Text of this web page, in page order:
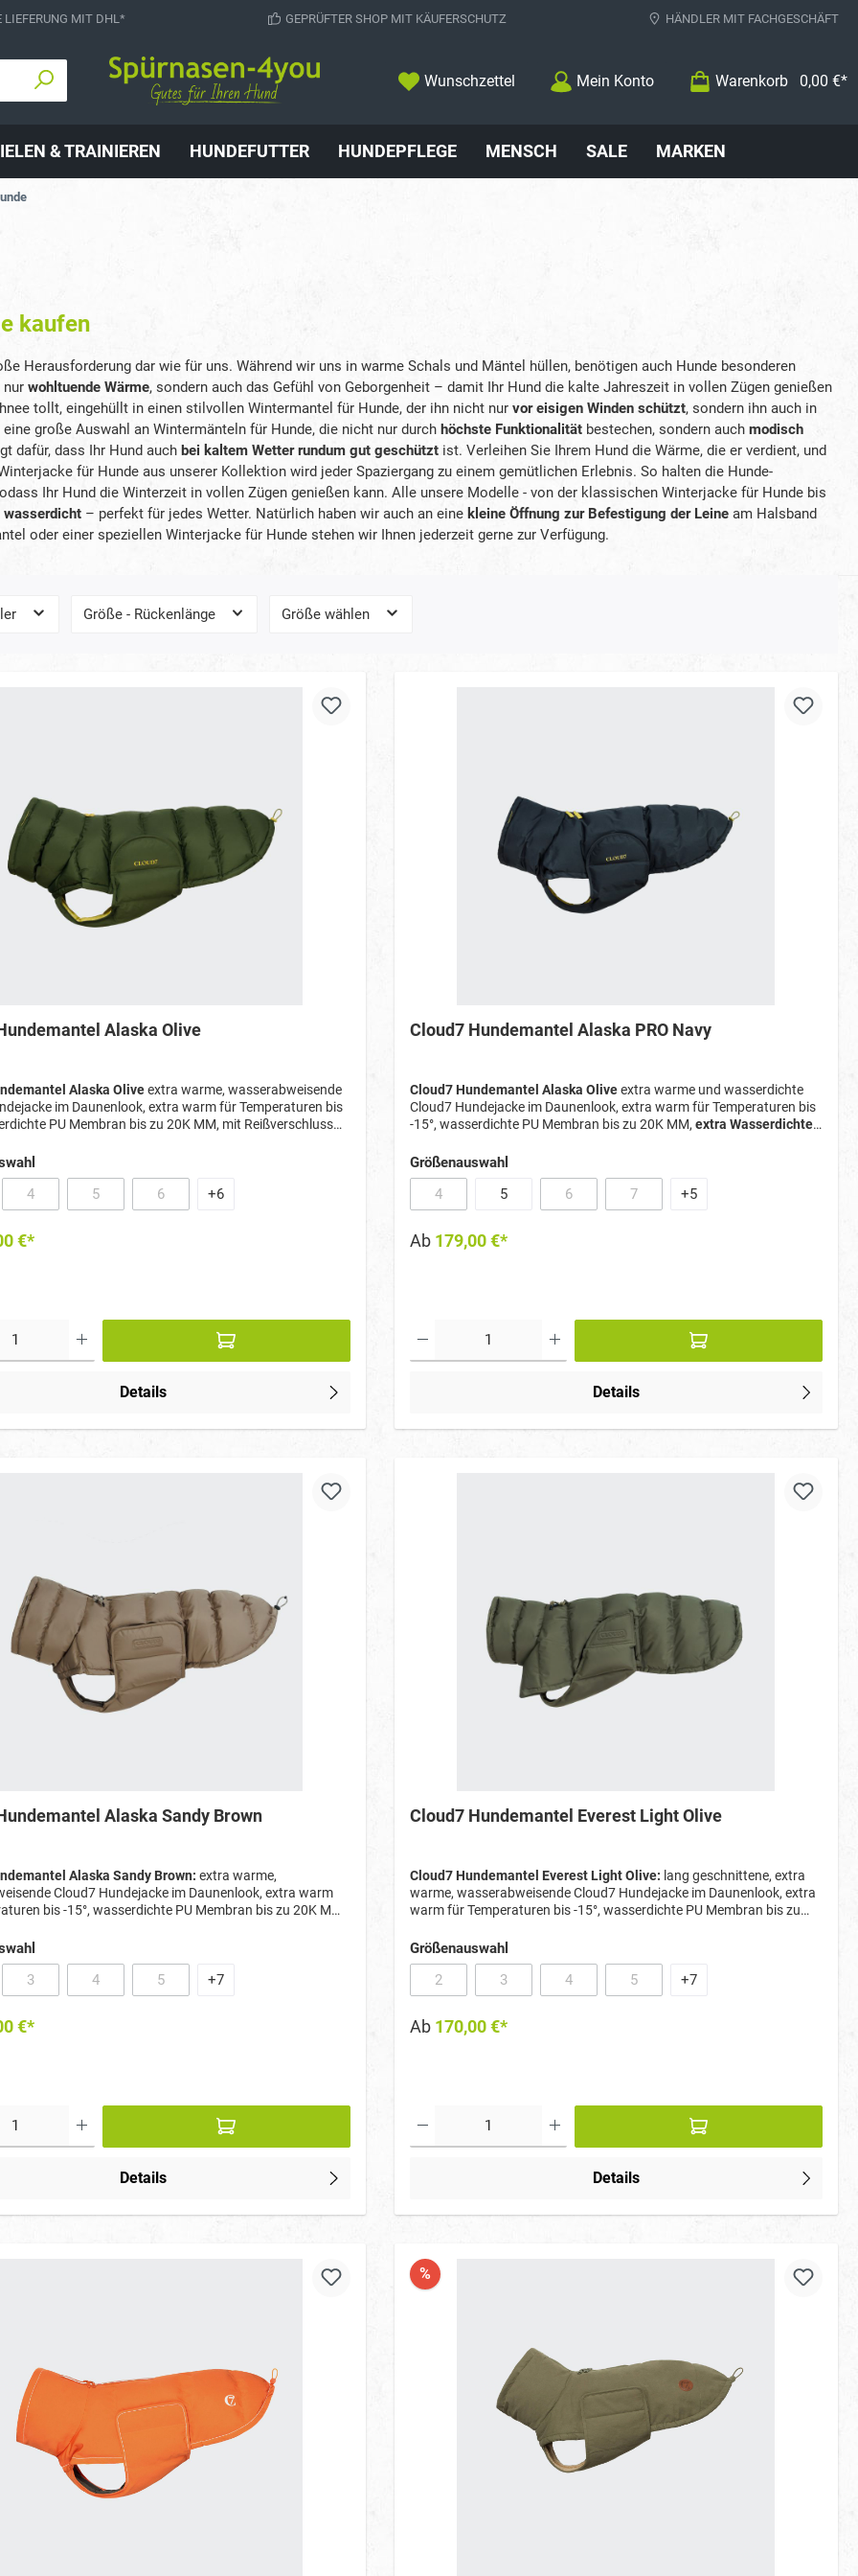
LIEFERUNG MIT DHL* GEPRÜFTER SHOP MIT KÄUFERSCHUTZ HÄNDLER MIT FACHGESCHÄFT
Wunschzettel Mein Konto Warenkorb 0,00 €*
& TRAINIEREN HUNDEFUTTER HUNDEPFLEGE MENSCH SALE MARKEN
kaufen
Herausforderung dar wie für uns. Während wir uns in warme Schals und Mäntel hüllen, benötigen auch Hunde besonderen
nur wohltuende Wärme, sondern auch das Gefühl von Geborgenheit – damit Ihr Hund die kalte Jahreszeit in vollen Zügen genießen
tollt, eingehüllt in einen stilvollen Wintermantel für Hunde, der ihn nicht nur vor eisigen Winden schützt, sondern ihn auch in
große Auswahl an Wintermänteln für Hunde, die nicht nur durch höchste Funktionalität bestechen, sondern auch modisch
dafür, dass Ihr Hund auch bei kaltem Wetter rundum gut geschützt ist. Verleihen Sie Ihrem Hund die Wärme, die er verdient, und
für Hunde aus unserer Kollektion wird jeder Spaziergang zu einem gemütlichen Erlebnis. So halten die Hunde-
Ihr Hund die Winterzeit in vollen Zügen genießen kann. Alle unsere Modelle - von der klassischen Winterjacke für Hunde bis
– perfekt für jedes Wetter. Natürlich haben wir auch an eine kleine Öffnung zur Befestigung der Leine am Halsband
oder einer speziellen Winterjacke für Hunde stehen wir Ihnen jederzeit gerne zur Verfügung.
Größe - Rückenlänge Größe wählen
Alaska Olive
Alaska Oliveextra warme, wasserabweisende
im Daunenlook, extra warm für Temperaturen bis
PU Membran bis zu 20K MM, mit Reißverschluss
ist zurzeit nicht verfügbar.)
4(Diese Option ist zurzeit nicht verfügbar.)
5(Diese Option ist zurzeit nicht verfügbar.)
6(Diese Option ist zurzeit nicht verfügbar.)
+6
€*
Details
Cloud7 Hundemantel Alaska PRO Navy
Cloud7 Hundemantel Alaska Oliveextra warme und wasserdichte
Cloud7 Hundejacke im Daunenlook, extra warm für Temperaturen bis
-15°, wasserdichte PU Membran bis zu 20K MM, extra Wasserdichte
Reißverschluss für Geschirr und Halsband
Größenauswahl
4(Diese Option ist zurzeit nicht verfügbar.)
5 6
(Diese Option ist zurzeit nicht verfügbar.)
7(Diese Option ist zurzeit nicht verfügbar.)
+5
Ab 179,00 €*
Details
Alaska Sandy Brown
Alaska Sandy Brown: extra warme,
Cloud7 Hundejacke im Daunenlook, extra warm
bis -15°, wasserdichte PU Membran bis zu 20K MM,
ist zurzeit nicht verfügbar.)
3(Diese Option ist zurzeit nicht verfügbar.)
4(Diese Option ist zurzeit nicht verfügbar.)
5(Diese Option ist zurzeit nicht verfügbar.)
+7
€*
Details
Cloud7 Hundemantel Everest Light Olive
Cloud7 Hundemantel Everest Light Olive: lang geschnittene, extra
warme, wasserabweisende Cloud7 Hundejacke im Daunenlook, extra
warm für Temperaturen bis -15°, wasserdichte PU Membran bis zu
Beinschlaufen für perfekten Sitz
Größenauswahl
2(Diese Option ist zurzeit nicht verfügbar.)
3
(Diese Option ist zurzeit nicht verfügbar.)
4(Diese Option ist zurzeit nicht verfügbar.)
5
(Diese Option ist zurzeit nicht verfügbar.)
+7
Ab 170,00 €*
Details
%